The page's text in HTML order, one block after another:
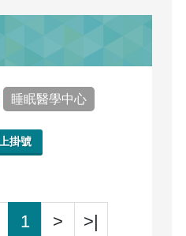
睡眠醫學中心
掛號
1 > >|